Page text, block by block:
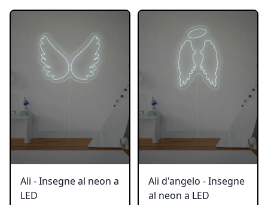
Ali - Insegne al neon a
LED
Ali d'angelo - Insegne
al neon a LED